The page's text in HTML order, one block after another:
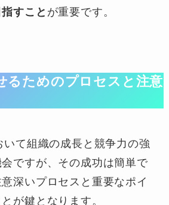
すこと が重要です。
るためのプロセスと注意
て組織の成長と競争力の強
ですが、その成功は簡単で
深いプロセスと重要なポイ
が鍵となります。